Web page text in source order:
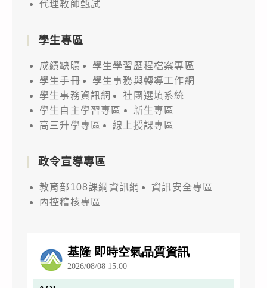
代理教師甄試
學生專區
成績缺曠
學生學習歷程檔案專區
學生手冊
學生事務與轉導工作網
學生事務資訊網
社團選填系統
學生自主學習專區
新生專區
高三升學專區
線上授課專區
政令宣導專區
教育部108課綱資訊網
資訊安全專區
內控稽核專區